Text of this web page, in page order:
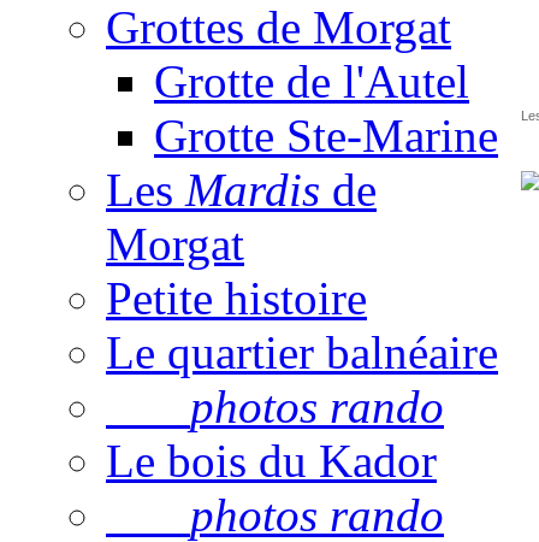
Grottes de Morgat
Grotte de l'Autel
Grotte Ste-Marine
Les Mardis de
Morgat
Petite histoire
Le quartier balnéaire
photos rando
Le bois du Kador
photos rando